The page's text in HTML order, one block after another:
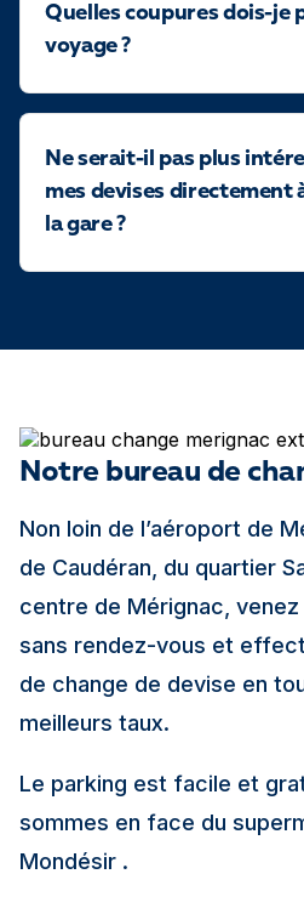
Quelles coupures dois-je
voyage ?
Ne serait-il pas plus
mes devises directement
la gare ?
Notre bureau de
Non loin de l’aéroport de
de Caudéran, du quartier
centre de Mérignac,
sans rendez-vous et
de change de devise en
meilleurs taux.
Le parking est facile et
sommes en face du
Mondésir .